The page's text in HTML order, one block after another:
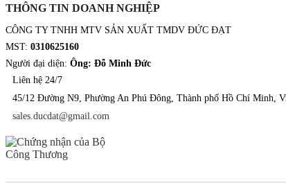
THÔNG TIN DOANH NGHIỆP
CÔNG TY TNHH MTV SẢN XUẤT TMDV ĐỨC ĐẠT
MST: 0310625160
Người đại diện: Ông: Đỗ Minh Đức
Liên hệ 24/7
45/12 Đường N9, Phường An Phú Đông, Thành phố Hồ Chí Minh,
sales.ducdat@gmail.com